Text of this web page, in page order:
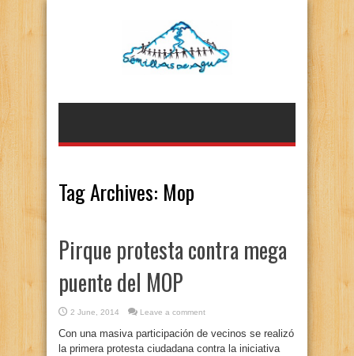
Tag Archives: Mop
Pirque protesta contra mega
puente del MOP
2 June, 2014 Leave a comment
Con una masiva participación de vecinos se realizó
la primera protesta ciudadana contra la iniciativa